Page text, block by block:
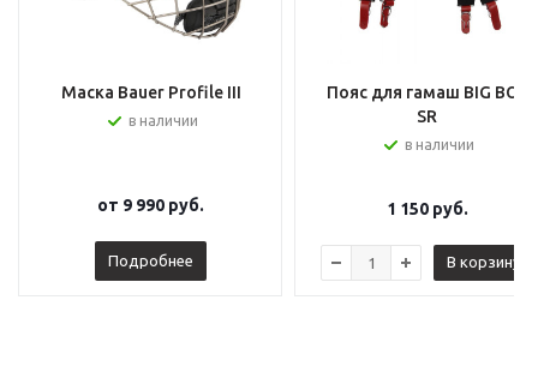
Маска Bauer Profile III
в наличии
от 9 990 руб.
Подробнее
Пояс для гамаш BIG BOY
SR
в наличии
1 150руб.
В корзину